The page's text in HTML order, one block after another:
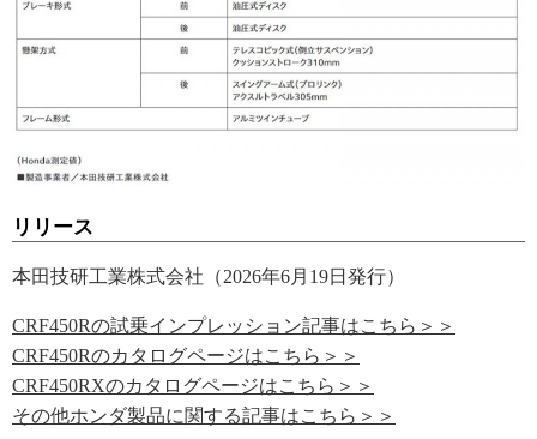
リリース
本田技研工業株式会社（2026年6月19日発行）
CRF450Rの試乗インプレッション記事はこちら＞＞
CRF450Rのカタログページはこちら＞＞
CRF450RXのカタログページはこちら＞＞
その他ホンダ製品に関する記事はこちら＞＞